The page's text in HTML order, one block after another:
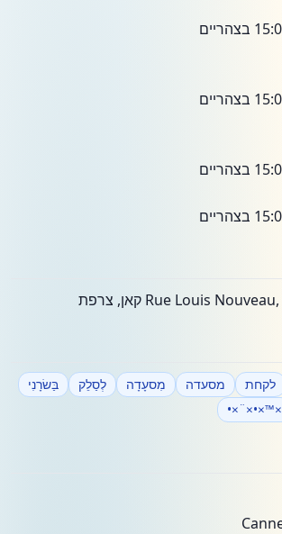
לקחת מסעדה מִסעָדָה לְסַלֵק
בַּשׂרָנִי
×™×•×¨×•